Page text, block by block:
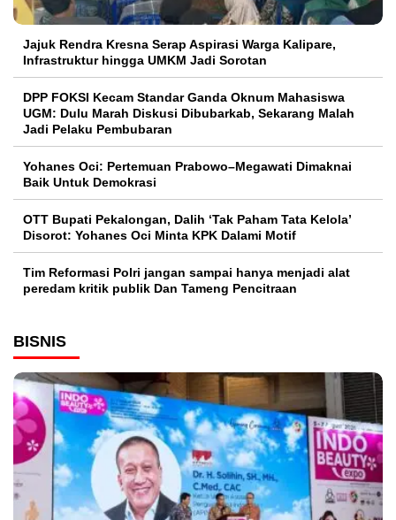
Jajuk Rendra Kresna Serap Aspirasi Warga Kalipare,
Infrastruktur hingga UMKM Jadi Sorotan
DPP FOKSI Kecam Standar Ganda Oknum Mahasiswa
UGM: Dulu Marah Diskusi Dibubarkab, Sekarang Malah
Jadi Pelaku Pembubaran
Yohanes Oci: Pertemuan Prabowo–Megawati Dimaknai
Baik Untuk Demokrasi
OTT Bupati Pekalongan, Dalih ‘Tak Paham Tata Kelola’
Disorot: Yohanes Oci Minta KPK Dalami Motif
Tim Reformasi Polri jangan sampai hanya menjadi alat
peredam kritik publik Dan Tameng Pencitraan
BISNIS